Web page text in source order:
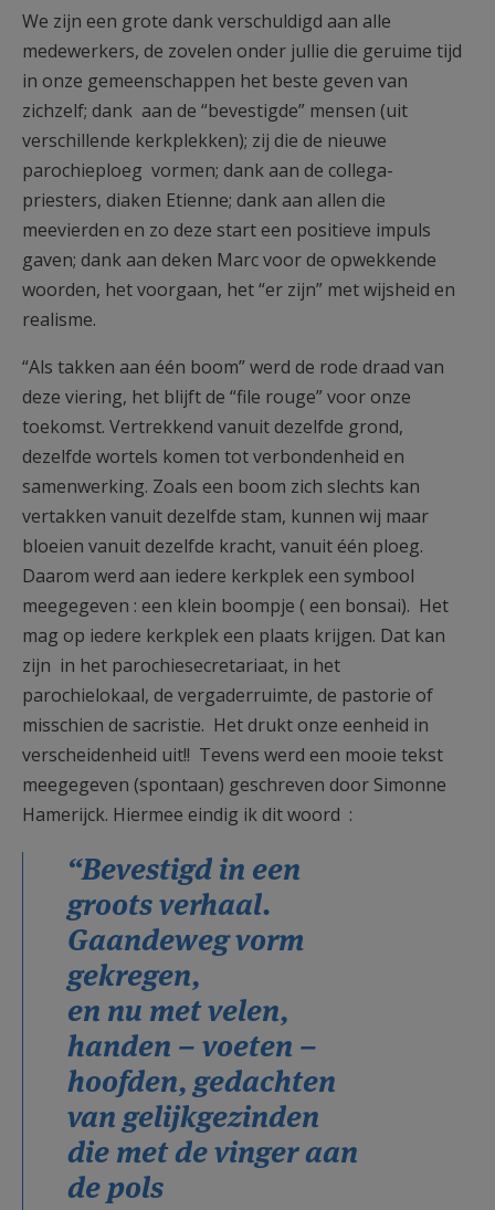
We zijn een grote dank verschuldigd aan alle
medewerkers, de zovelen onder jullie die geruime tijd
in onze gemeenschappen het beste geven van
zichzelf; dank aan de “bevestigde” mensen (uit
verschillende kerkplekken); zij die de nieuwe
parochieploeg vormen; dank aan de collega-
priesters, diaken Etienne; dank aan allen die
meevierden en zo deze start een positieve impuls
gaven; dank aan deken Marc voor de opwekkende
woorden, het voorgaan, het “er zijn” met wijsheid en
realisme.
“Als takken aan één boom” werd de rode draad van
deze viering, het blijft de “file rouge” voor onze
toekomst. Vertrekkend vanuit dezelfde grond,
dezelfde wortels komen tot verbondenheid en
samenwerking. Zoals een boom zich slechts kan
vertakken vanuit dezelfde stam, kunnen wij maar
bloeien vanuit dezelfde kracht, vanuit één ploeg.
Daarom werd aan iedere kerkplek een symbool
meegegeven : een klein boompje ( een bonsai). Het
mag op iedere kerkplek een plaats krijgen. Dat kan
zijn in het parochiesecretariaat, in het
parochielokaal, de vergaderruimte, de pastorie of
misschien de sacristie. Het drukt onze eenheid in
verscheidenheid uit!! Tevens werd een mooie tekst
meegegeven (spontaan) geschreven door Simonne
Hamerijck. Hiermee eindig ik dit woord :
“Bevestigd in een
groots verhaal.
Gaandeweg vorm
gekregen,
en nu met velen,
handen – voeten –
hoofden, gedachten
van gelijkgezinden
die met de vinger aan
de pols